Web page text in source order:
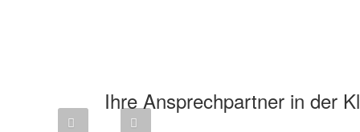
Ihre Ansprechpartner in der
Tierarzt